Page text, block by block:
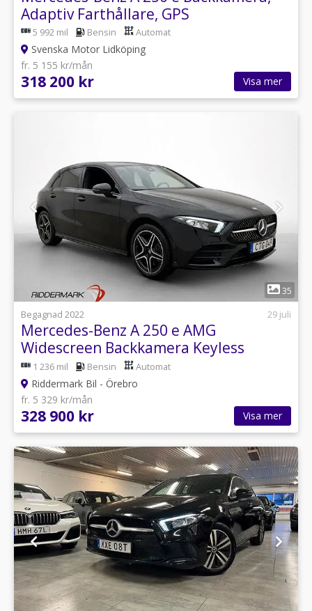
Adaptiv Farthållare, GPS
5 992 mil Bensin Automat
Svenska Motor Lidköping
fr. 5 155 kr/mån
318 200 kr Visa mer
1
35
Begagnad 2022
29 juli
Mercedes-Benz A 250 e AMG
Widescreen Backkamera Keyless
1 236 mil Bensin Automat
Riddermark Bil - Örebro
fr. 5 329 kr/mån
328 900 kr Visa mer